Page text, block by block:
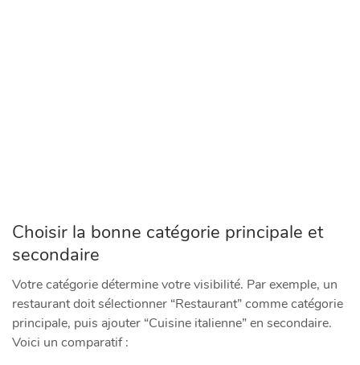
Choisir la bonne catégorie principale et
secondaire
Votre catégorie détermine votre visibilité. Par exemple, un
restaurant doit sélectionner “Restaurant” comme catégorie
principale, puis ajouter “Cuisine italienne” en secondaire.
Voici un comparatif :